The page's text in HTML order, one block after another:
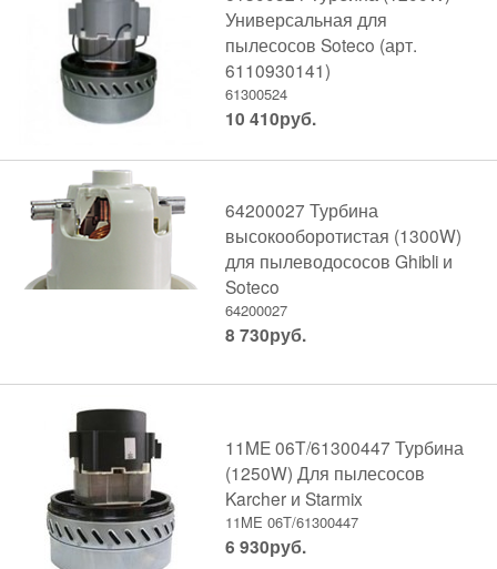
Универсальная для
пылесосов Soteco (арт.
6110930141)
61300524
10 410руб.
64200027 Турбина
высокооборотистая (1300W)
для пылеводососов Ghibli и
Soteco
64200027
8 730руб.
11ME 06T/61300447 Турбина
(1250W) Для пылесосов
Karcher и Starmix
11ME 06T/61300447
6 930руб.